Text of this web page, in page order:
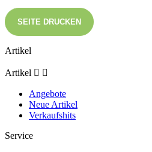
Artikel
Artikel  
Angebote
Neue Artikel
Verkaufshits
Service